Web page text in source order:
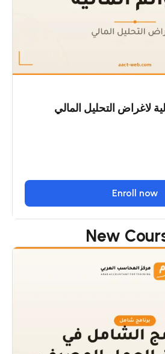
لاغراض التحليل المالي
Enroll now
New